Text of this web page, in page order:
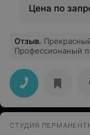
Цена по
Отзыв.
Профессионаный
покрасила. Спасибо!
СТУДИЯ